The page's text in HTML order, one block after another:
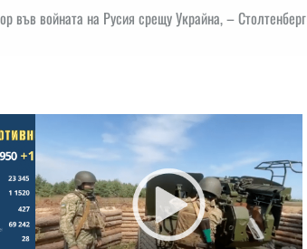
във войната на Русия срещу Украйна, – Столтенберг